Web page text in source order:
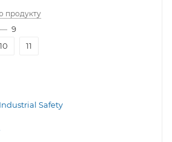
продукту
— 9
10 11
Safety